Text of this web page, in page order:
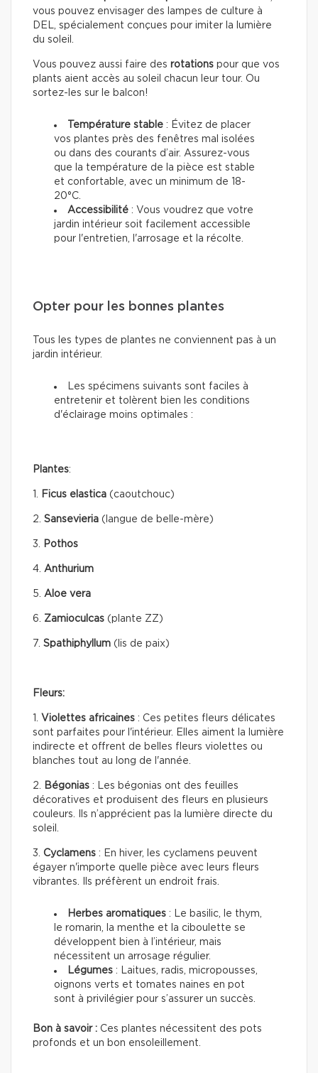
vous pouvez envisager des lampes de culture à
DEL, spécialement conçues pour imiter la lumière
du soleil.
Vous pouvez aussi faire des rotations pour que vos
plants aient accès au soleil chacun leur tour. Ou
sortez-les sur le balcon!
Température stable : Évitez de placer
vos plantes près des fenêtres mal isolées
ou dans des courants d’air. Assurez-vous
que la température de la pièce est stable
et confortable, avec un minimum de 18-
20°C.
Accessibilité : Vous voudrez que votre
jardin intérieur soit facilement accessible
pour l'entretien, l'arrosage et la récolte.
Opter pour les bonnes plantes
Tous les types de plantes ne conviennent pas à un
jardin intérieur.
Les spécimens suivants sont faciles à
entretenir et tolèrent bien les conditions
d'éclairage moins optimales :
Plantes:
1. Ficus elastica (caoutchouc)
2. Sansevieria (langue de belle-mère)
3. Pothos
4. Anthurium
5. Aloe vera
6. Zamioculcas (plante ZZ)
7. Spathiphyllum (lis de paix)
Fleurs:
1. Violettes africaines : Ces petites fleurs délicates
sont parfaites pour l'intérieur. Elles aiment la lumière
indirecte et offrent de belles fleurs violettes ou
blanches tout au long de l'année.
2. Bégonias : Les bégonias ont des feuilles
décoratives et produisent des fleurs en plusieurs
couleurs. Ils n’apprécient pas la lumière directe du
soleil.
3. Cyclamens : En hiver, les cyclamens peuvent
égayer n'importe quelle pièce avec leurs fleurs
vibrantes. Ils préfèrent un endroit frais.
Herbes aromatiques : Le basilic, le thym,
le romarin, la menthe et la ciboulette se
développent bien à l’intérieur, mais
nécessitent un arrosage régulier.
Légumes : Laitues, radis, micropousses,
oignons verts et tomates naines en pot
sont à privilégier pour s’assurer un succès.
Bon à savoir : Ces plantes nécessitent des pots
profonds et un bon ensoleillement.